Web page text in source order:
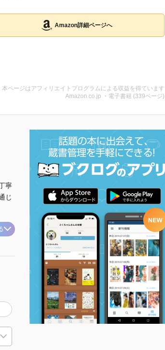
Amazon詳細ページへ
本ページはアフィリエイトプログラムによる収益を得ています
Amazon.co.jp ・電子書籍 (339ページ)
寧
じ